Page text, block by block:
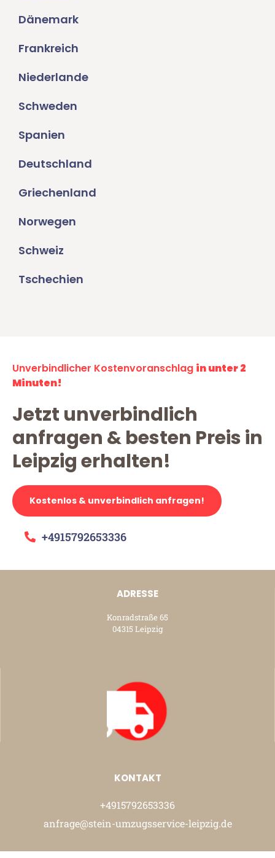
Dänemark
Frankreich
Niederlande
Schweden
Spanien
Deutschland
Griechenland
Norwegen
Schweiz
Tschechien
Unverbindlicher Kostenvoranschlag in unter 2
Minuten!
Jetzt unverbindlich
anfragen & besten Preis in
Leipzig erhalten!
Kostenlos & unverbindlich anfragen!
+4915792653336
ADRESSE
Konradstraße 65
04315 Leipzig
KONTAKT
+4915792653336
anfrage@stein-umzugsservice-leipzig.de